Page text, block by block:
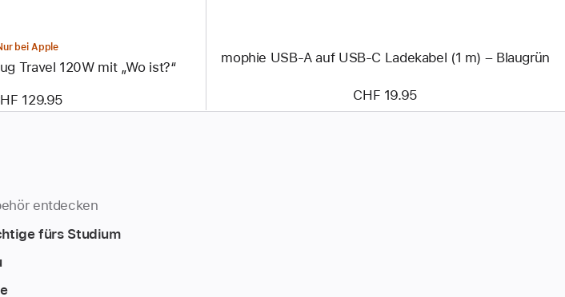
bei Apple
Travel 120W mit „Wo ist?“
129.95
mophie USB‑A auf USB‑C Ladekabel (1 m) – Blaugrün
CHF 19.95
entdecken
fürs Studium